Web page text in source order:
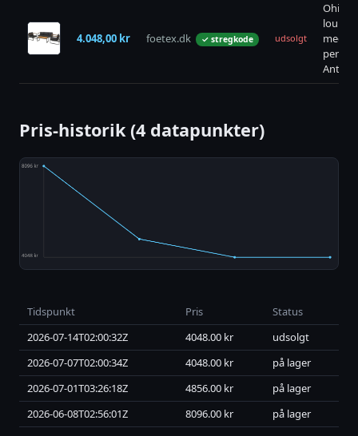
4.048,00 kr foetex.dk ✓ stregkode udsolgt
Ohio
med 3
pers.
Pris-historik (4 datapunkter)
Tidspunkt Pris
Status
2026-07-14T02:00:32Z
4048.00 kr
udsolgt
2026-07-07T02:00:34Z
4048.00 kr
på lager
2026-07-01T03:26:18Z
4856.00 kr
på lager
2026-06-08T02:56:01Z
8096.00 kr på lager